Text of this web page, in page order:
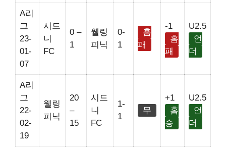
A리
그
23-
01-
07
시드
니
FC
0 –
1
웰링
피닉
0-
1
홈
패
-1
홈
패
U2.5
언
더
A리
그
22-
02-
19
웰링
피닉
20
–
15
시드
니
FC
1-
1
무
+1
홈
승
U2.5
언
더